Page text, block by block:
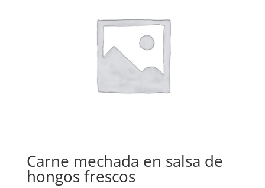
Carne mechada en salsa de
hongos frescos